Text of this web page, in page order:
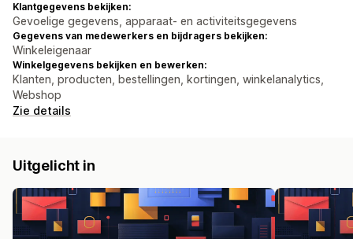
Klantgegevens bekijken:
Gevoelige gegevens, apparaat- en activiteitsgegevens
Gegevens van medewerkers en bijdragers bekijken:
Winkeleigenaar
Winkelgegevens bekijken en bewerken:
Klanten, producten, bestellingen, kortingen, winkelanalytics,
Webshop
Zie details
Uitgelicht in